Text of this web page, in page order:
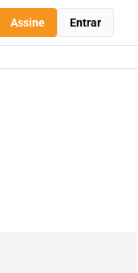
Assine Entrar